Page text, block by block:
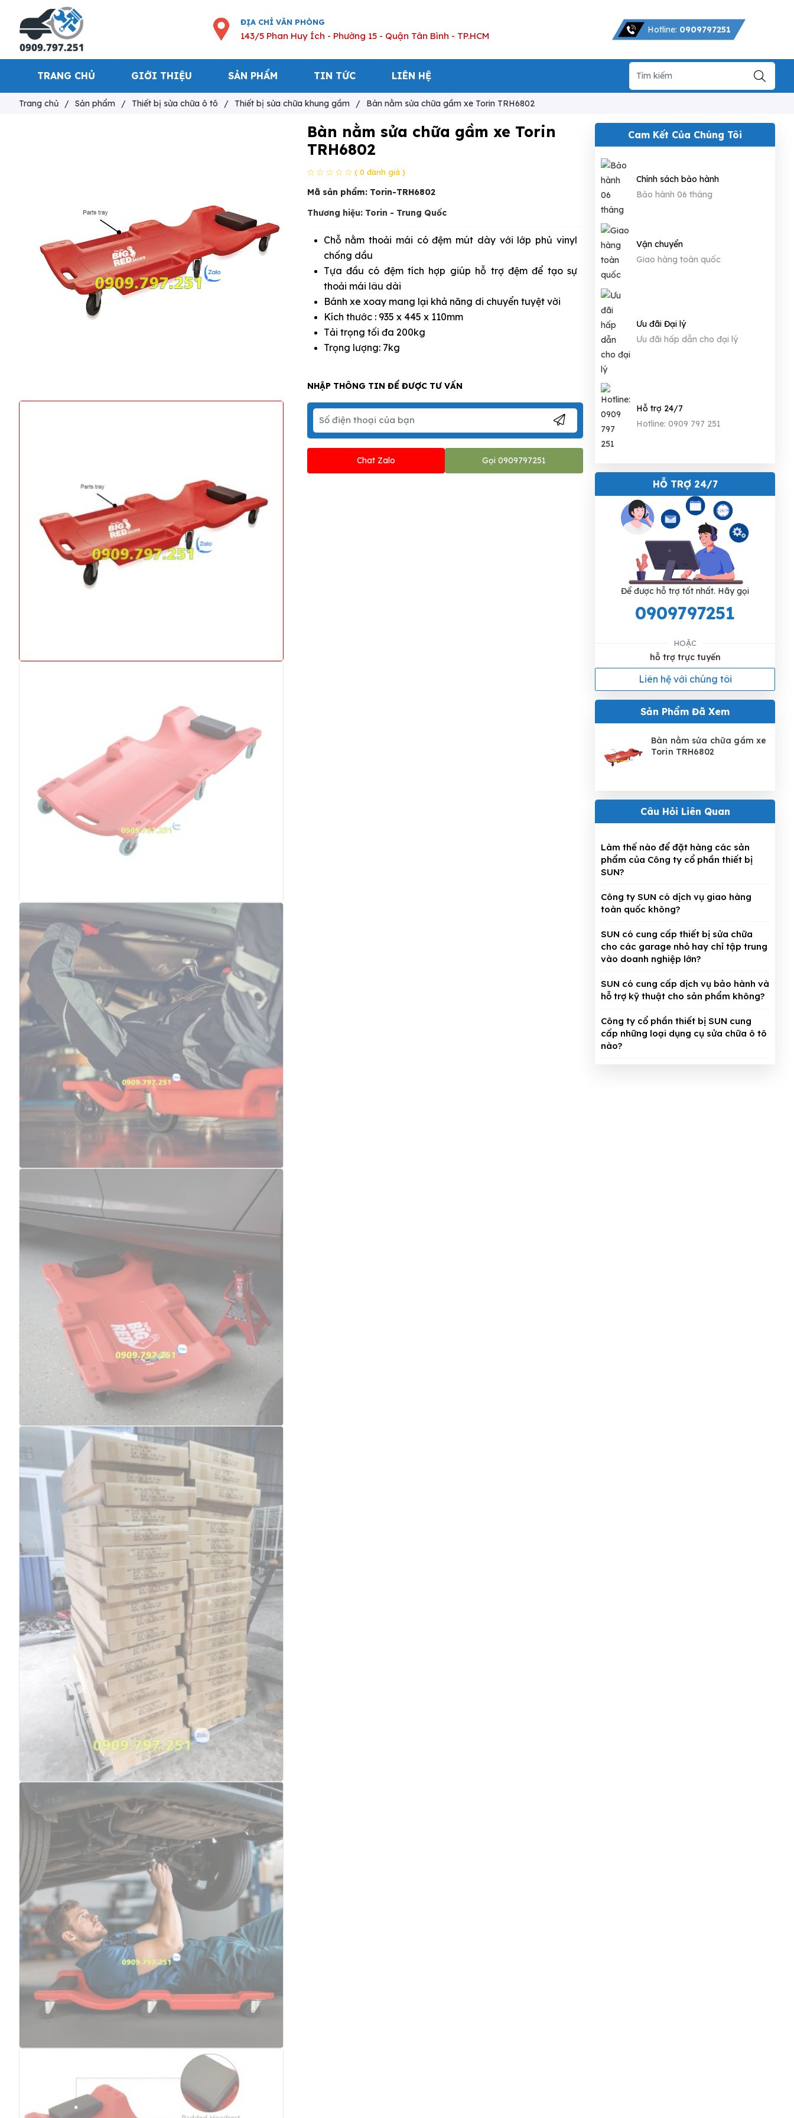
ĐỊA CHỈ VĂN PHÒNG
143/5 Phan Huy Ích - Phường 15 - Quận Tân Bình - TP.HCM
Hotline: 0909797251
TRANG CHỦ GIỚI THIỆU SẢN PHẨM TIN TỨC LIÊN HỆ
Trang chủ / Sản phẩm / Thiết bị sửa chữa ô tô / Thiết bị sửa chữa khung gầm / Bàn nằm sửa chữa gầm xe Torin TRH6802
Bàn nằm sửa chữa gầm xe Torin
TRH6802
( 0 đánh giá )
Mã sản phẩm: Torin-TRH6802
Thương hiệu: Torin - Trung Quốc
Chỗ nằm thoải mái có đệm mút dày với lớp phủ vinyl
chống dầu
Tựa đầu có đệm tích hợp giúp hỗ trợ đệm để tạo sự
thoải mái lâu dài
Bánh xe xoay mang lại khả năng di chuyển tuyệt vời
Kích thước : 935 x 445 x 110mm
Tải trọng tối đa 200kg
Trọng lượng: 7kg
NHẬP THÔNG TIN ĐỂ ĐƯỢC TƯ VẤN
Chat Zalo Gọi 0909797251
Cam Kết Của Chúng Tôi
Chính sách bảo hành
Bảo hành 06 tháng
Vận chuyển
Giao hàng toàn quốc
Ưu đãi Đại lý
Ưu đãi hấp dẫn cho đại lý
Hỗ trợ 24/7
Hotline: 0909 797 251
HỖ TRỢ 24/7
Để được hỗ trợ tốt nhất. Hãy gọi
0909797251
HOẶC
hỗ trợ trực tuyến
Liên hệ với chúng tôi
Sản Phẩm Đã Xem
Bàn nằm sửa chữa gầm xe
Torin TRH6802
Câu Hỏi Liên Quan
Làm thế nào để đặt hàng các sản
phẩm của Công ty cổ phần thiết bị
SUN?
Công ty SUN có dịch vụ giao hàng
toàn quốc không?
SUN có cung cấp thiết bị sửa chữa
cho các garage nhỏ hay chỉ tập trung
vào doanh nghiệp lớn?
SUN có cung cấp dịch vụ bảo hành và
hỗ trợ kỹ thuật cho sản phẩm không?
Công ty cổ phần thiết bị SUN cung
cấp những loại dụng cụ sửa chữa ô tô
nào?